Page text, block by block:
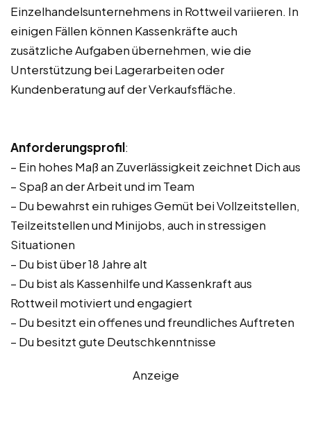
Einzelhandelsunternehmens in Rottweil variieren. In
einigen Fällen können Kassenkräfte auch
zusätzliche Aufgaben übernehmen, wie die
Unterstützung bei Lagerarbeiten oder
Kundenberatung auf der Verkaufsfläche.
Anforderungsprofil:
– Ein hohes Maß an Zuverlässigkeit zeichnet Dich aus
– Spaß an der Arbeit und im Team
– Du bewahrst ein ruhiges Gemüt bei Vollzeitstellen,
Teilzeitstellen und Minijobs, auch in stressigen
Situationen
– Du bist über 18 Jahre alt
– Du bist als Kassenhilfe und Kassenkraft aus
Rottweil motiviert und engagiert
– Du besitzt ein offenes und freundliches Auftreten
– Du besitzt gute Deutschkenntnisse
Anzeige